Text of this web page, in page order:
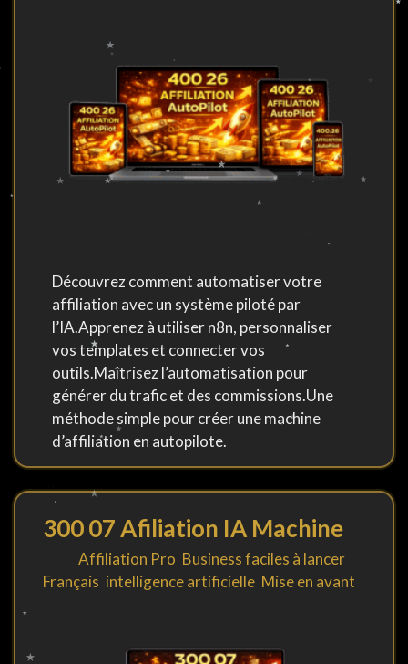
Découvrez comment automatiser votre
affiliation avec un système piloté par
l’IA.Apprenez à utiliser n8n, personnaliser
vos templates et connecter vos
outils.Maîtrisez l’automatisation pour
générer du trafic et des commissions.Une
méthode simple pour créer une machine
d’affiliation en autopilote.
300 07 Afiliation IA Machine
Affiliation Pro Business faciles à lancer,
Français intelligence artificielle Mise en avant